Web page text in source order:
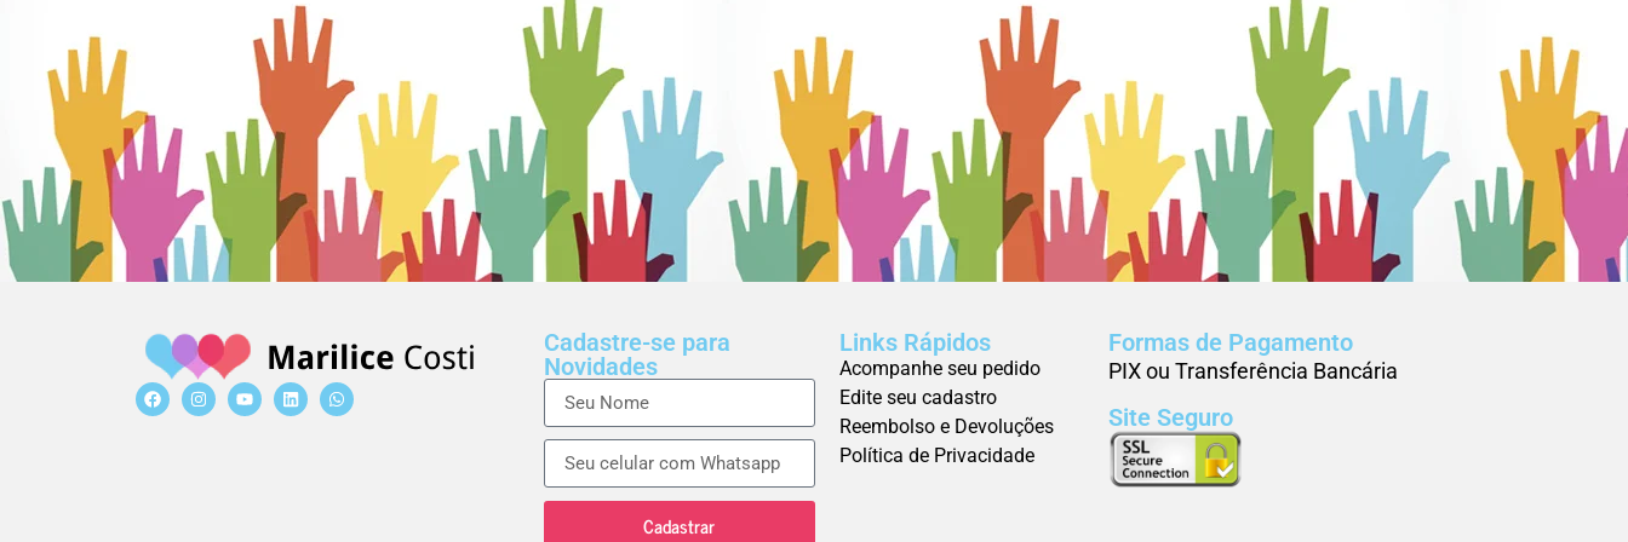
Cadastre-se para
Novidades
Cadastrar
Links Rápidos
Acompanhe seu pedido
Edite seu cadastro
Reembolso e Devoluções
Política de Privacidade
Formas de Pagamento
PIX ou Transferência Bancária
Site Seguro